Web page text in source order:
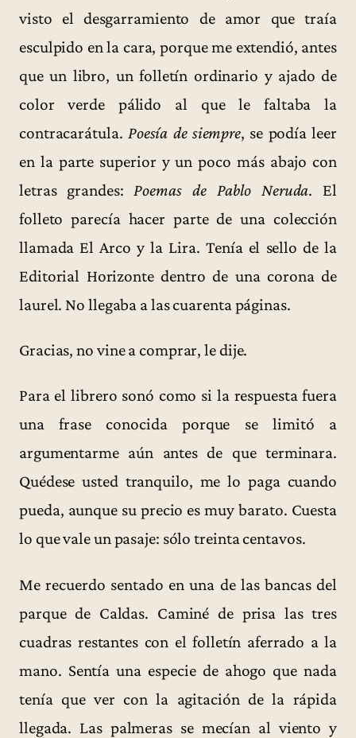
visto el desgarramiento de amor que traía
esculpido en la cara, porque me extendió, antes
que un libro, un folletín ordinario y ajado de
color verde pálido al que le faltaba la
contracarátula. Poesía de siempre, se podía leer
en la parte superior y un poco más abajo con
letras grandes:Poemas de Pablo Neruda. El
folleto parecía hacer parte de una colección
llamada El Arco y la Lira. Tenía el sello de la
Editorial Horizonte dentro de una corona de
laurel. No llegaba a las cuarenta páginas.
Gracias, no vine a comprar, le dije.
Para el librero sonó como si la respuesta fuera
una frase conocida porque se limitó a
argumentarme aún antes de que terminara.
Quédese usted tranquilo, me lo paga cuando
pueda, aunque su precio es muy barato. Cuesta
lo que vale un pasaje: sólo treinta centavos.
Me recuerdo sentado en una de las bancas del
parque de Caldas. Caminé de prisa las tres
cuadras restantes con el folletín aferrado a la
mano. Sentía una especie de ahogo que nada
tenía que ver con la agitación de la rápida
llegada. Las palmeras se mecían al viento y